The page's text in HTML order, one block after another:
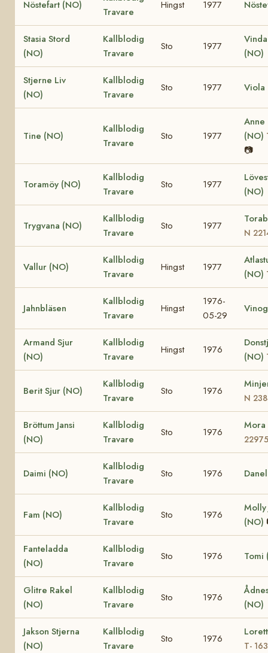
Nöstefart (NO)
Travare
Hingst 1977
Stasia Stord
(NO)
Kallblodig
Travare
Sto 1977
(NO)
Stjerne Liv
(NO)
Kallblodig
Travare
Sto 1977 Viola
Tine (NO)
Kallblodig
Travare
Sto 1977
Anne
(NO)
📷
Toramöy (NO)
Kallblodig
Travare
Sto 1977
(NO)
Trygvana (NO)
Kallblodig
Travare
Sto 1977
N
Vallur (NO)
Kallblodig
Travare
Hingst 1977
(NO)
Jahnbläsen
Kallblodig
Travare
Hingst
1976-
05-29
Armand Sjur
(NO)
Kallblodig
Travare
Hingst 1976
(NO)
Berit Sjur (NO)
Kallblodig
Travare
Sto 1976
N
Bröttum Jansi
(NO)
Kallblodig
Travare
Sto 1976
22975
Daimi (NO)
Kallblodig
Travare
Sto 1976
Fam (NO)
Kallblodig
Travare
Sto 1976
Molly
(NO)
Fanteladda
(NO)
Kallblodig
Travare
Sto 1976 Tomi
Glitre Rakel
(NO)
Kallblodig
Travare
Sto 1976
(NO)
Jakson Stjerna
(NO)
Kallblodig
Travare
Sto 1976
T-